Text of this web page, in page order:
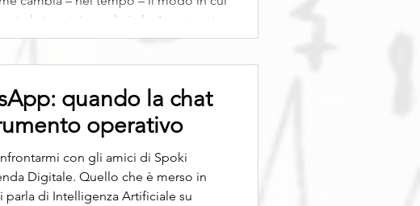
la transizione digitale. La giornata
il Master dentro un tema
quando la chat
operativo
con gli amici di Spoki
Digitale. Quello che è merso in
di Intelligenza Artificiale su